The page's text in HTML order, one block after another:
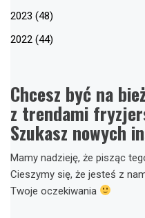
2023 (48)
2022 (44)
Chcesz być na
z trendami
Szukasz nowych
Mamy nadzieję, że pisząc
Cieszymy się, że jesteś z
Twoje oczekiwania